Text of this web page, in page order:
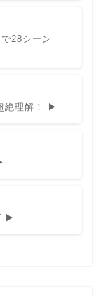
28シーン
絶理解！ ▶
▶